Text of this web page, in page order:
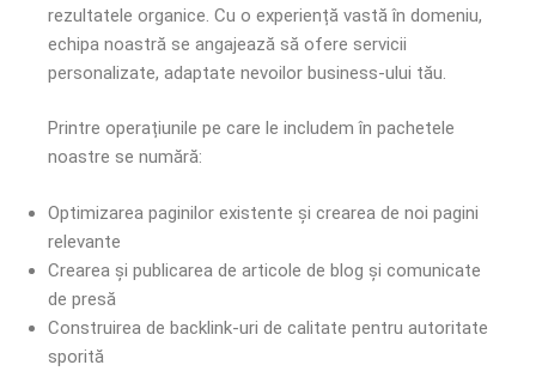
rezultatele organice. Cu o experiență vastă în domeniu,
echipa noastră se angajează să ofere servicii
personalizate, adaptate nevoilor business-ului tău.
Printre operațiunile pe care le includem în pachetele
noastre se numără:
Optimizarea paginilor existente și crearea de noi pagini
relevante
Crearea și publicarea de articole de blog și comunicate
de presă
Construirea de backlink-uri de calitate pentru autoritate
sporită